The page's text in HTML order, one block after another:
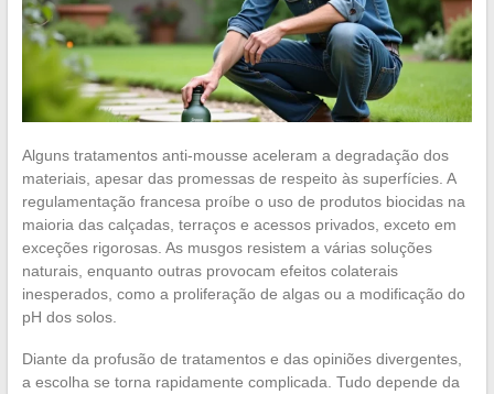
Alguns tratamentos anti-mousse aceleram a degradação dos
materiais, apesar das promessas de respeito às superfícies. A
regulamentação francesa proíbe o uso de produtos biocidas na
maioria das calçadas, terraços e acessos privados, exceto em
exceções rigorosas. As musgos resistem a várias soluções
naturais, enquanto outras provocam efeitos colaterais
inesperados, como a proliferação de algas ou a modificação do
pH dos solos.
Diante da profusão de tratamentos e das opiniões divergentes,
a escolha se torna rapidamente complicada. Tudo depende da